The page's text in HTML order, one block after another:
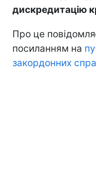
дискредитацію
Про це
посиланням на
закордонних